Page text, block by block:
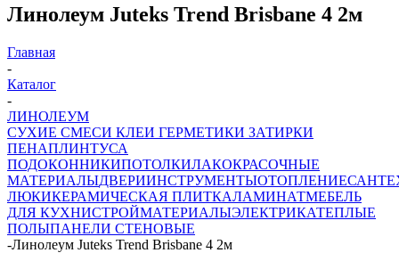
Линолеум Juteks Trend Brisbane 4 2м
Главная
-
Каталог
-
ЛИНОЛЕУМ
СУХИЕ СМЕСИ КЛЕИ ГЕРМЕТИКИ ЗАТИРКИ
ПЕНАПЛИНТУСА
ПОДОКОННИКИПОТОЛКИЛАКОКРАСОЧНЫЕ
МАТЕРИАЛЫДВЕРИИНСТРУМЕНТЫОТОПЛЕНИЕ
ЛЮКИКЕРАМИЧЕСКАЯ ПЛИТКАЛАМИНАТМЕБЕЛЬ
ДЛЯ КУХНИСТРОЙМАТЕРИАЛЫЭЛЕКТРИКАТЕПЛЫЕ
ПОЛЫПАНЕЛИ СТЕНОВЫЕ
-Линолеум Juteks Trend Brisbane 4 2м